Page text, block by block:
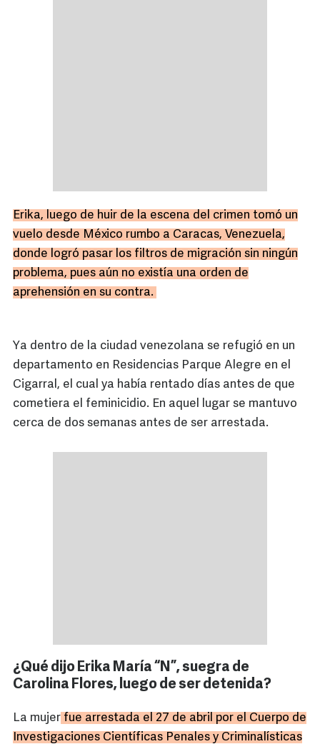
Erika, luego de huir de la escena del crimen tomó un
vuelo desde México rumbo a Caracas, Venezuela,
donde logró pasar los filtros de migración sin ningún
problema, pues aún no existía una orden de
aprehensión en su contra.
Ya dentro de la ciudad venezolana se refugió en un
departamento en Residencias Parque Alegre en el
Cigarral, el cual ya había rentado días antes de que
cometiera el feminicidio. En aquel lugar se mantuvo
cerca de dos semanas antes de ser arrestada.
¿Qué dijo Erika María “N”, suegra de
Carolina Flores, luego de ser detenida?
La mujer fue arrestada el 27 de abril por el Cuerpo de
Investigaciones Científicas Penales y Criminalísticas